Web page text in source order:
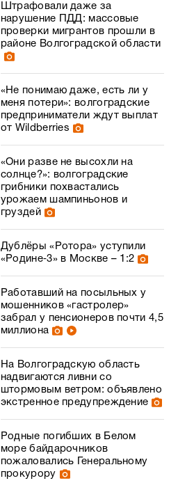
Штрафовали даже за
нарушение ПДД: массовые
проверки мигрантов прошли в
районе Волгоградской области
«Не понимаю даже, есть ли у
меня потери»: волгоградские
предприниматели ждут выплат
от Wildberries
«Они разве не высохли на
солнце?»: волгоградские
грибники похвастались
урожаем шампиньонов и
груздей
Дублёры «Ротора» уступили
«Родине‑3» в Москве – 1:2
Работавший на посыльных у
мошенников «гастролер»
забрал у пенсионеров почти 4,5
миллиона
На Волгоградскую область
надвигаются ливни со
штормовым ветром: объявлено
экстренное предупреждение
Родные погибших в Белом
море байдарочников
пожаловались Генеральному
прокурору